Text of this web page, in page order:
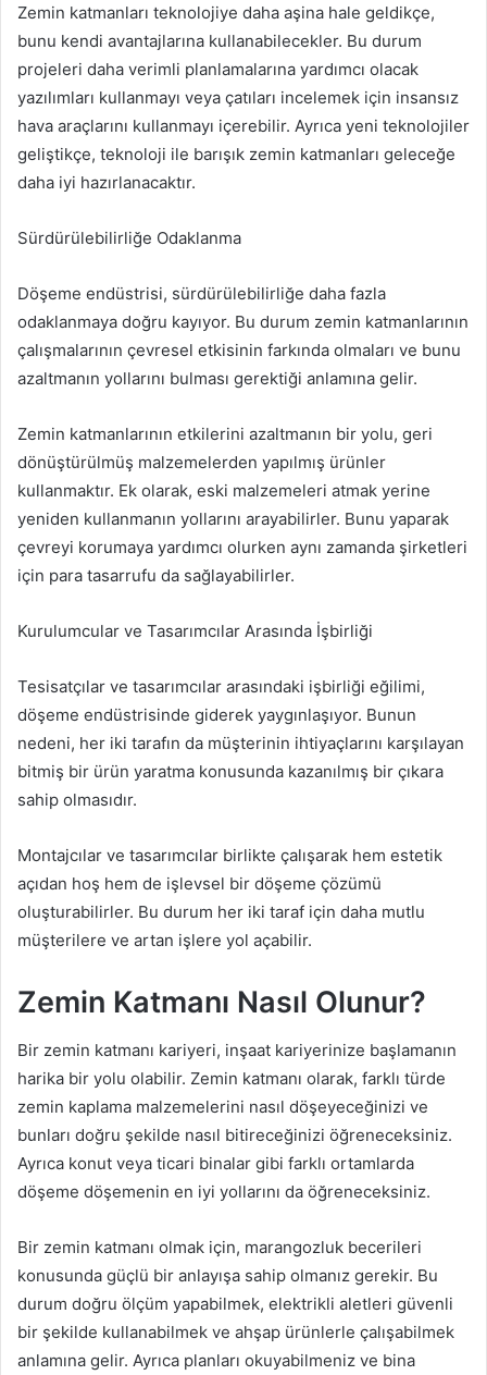
Zemin katmanları teknolojiye daha aşina hale geldikçe,
bunu kendi avantajlarına kullanabilecekler. Bu durum
projeleri daha verimli planlamalarına yardımcı olacak
yazılımları kullanmayı veya çatıları incelemek için insansız
hava araçlarını kullanmayı içerebilir. Ayrıca yeni teknolojiler
geliştikçe, teknoloji ile barışık zemin katmanları geleceğe
daha iyi hazırlanacaktır.
Sürdürülebilirliğe Odaklanma
Döşeme endüstrisi, sürdürülebilirliğe daha fazla
odaklanmaya doğru kayıyor. Bu durum zemin katmanlarının
çalışmalarının çevresel etkisinin farkında olmaları ve bunu
azaltmanın yollarını bulması gerektiği anlamına gelir.
Zemin katmanlarının etkilerini azaltmanın bir yolu, geri
dönüştürülmüş malzemelerden yapılmış ürünler
kullanmaktır. Ek olarak, eski malzemeleri atmak yerine
yeniden kullanmanın yollarını arayabilirler. Bunu yaparak
çevreyi korumaya yardımcı olurken aynı zamanda şirketleri
için para tasarrufu da sağlayabilirler.
Kurulumcular ve Tasarımcılar Arasında İşbirliği
Tesisatçılar ve tasarımcılar arasındaki işbirliği eğilimi,
döşeme endüstrisinde giderek yaygınlaşıyor. Bunun
nedeni, her iki tarafın da müşterinin ihtiyaçlarını karşılayan
bitmiş bir ürün yaratma konusunda kazanılmış bir çıkara
sahip olmasıdır.
Montajcılar ve tasarımcılar birlikte çalışarak hem estetik
açıdan hoş hem de işlevsel bir döşeme çözümü
oluşturabilirler. Bu durum her iki taraf için daha mutlu
müşterilere ve artan işlere yol açabilir.
Zemin Katmanı Nasıl Olunur?
Bir zemin katmanı kariyeri, inşaat kariyerinize başlamanın
harika bir yolu olabilir. Zemin katmanı olarak, farklı türde
zemin kaplama malzemelerini nasıl döşeyeceğinizi ve
bunları doğru şekilde nasıl bitireceğinizi öğreneceksiniz.
Ayrıca konut veya ticari binalar gibi farklı ortamlarda
döşeme döşemenin en iyi yollarını da öğreneceksiniz.
Bir zemin katmanı olmak için, marangozluk becerileri
konusunda güçlü bir anlayışa sahip olmanız gerekir. Bu
durum doğru ölçüm yapabilmek, elektrikli aletleri güvenli
bir şekilde kullanabilmek ve ahşap ürünlerle çalışabilmek
anlamına gelir. Ayrıca planları okuyabilmeniz ve bina